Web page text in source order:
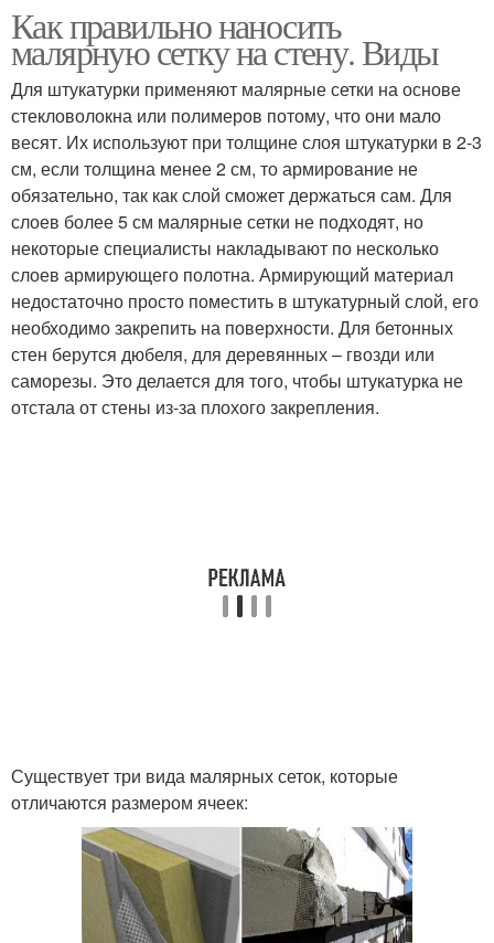
Как правильно наносить
малярную сетку на стену. Виды
Для штукатурки применяют малярные сетки на основе
стекловолокна или полимеров потому, что они мало
весят. Их используют при толщине слоя штукатурки в 2-3
см, если толщина менее 2 см, то армирование не
обязательно, так как слой сможет держаться сам. Для
слоев более 5 см малярные сетки не подходят, но
некоторые специалисты накладывают по несколько
слоев армирующего полотна. Армирующий материал
недостаточно просто поместить в штукатурный слой, его
необходимо закрепить на поверхности. Для бетонных
стен берутся дюбеля, для деревянных – гвозди или
саморезы. Это делается для того, чтобы штукатурка не
отстала от стены из-за плохого закрепления.
Существует три вида малярных сеток, которые
отличаются размером ячеек: